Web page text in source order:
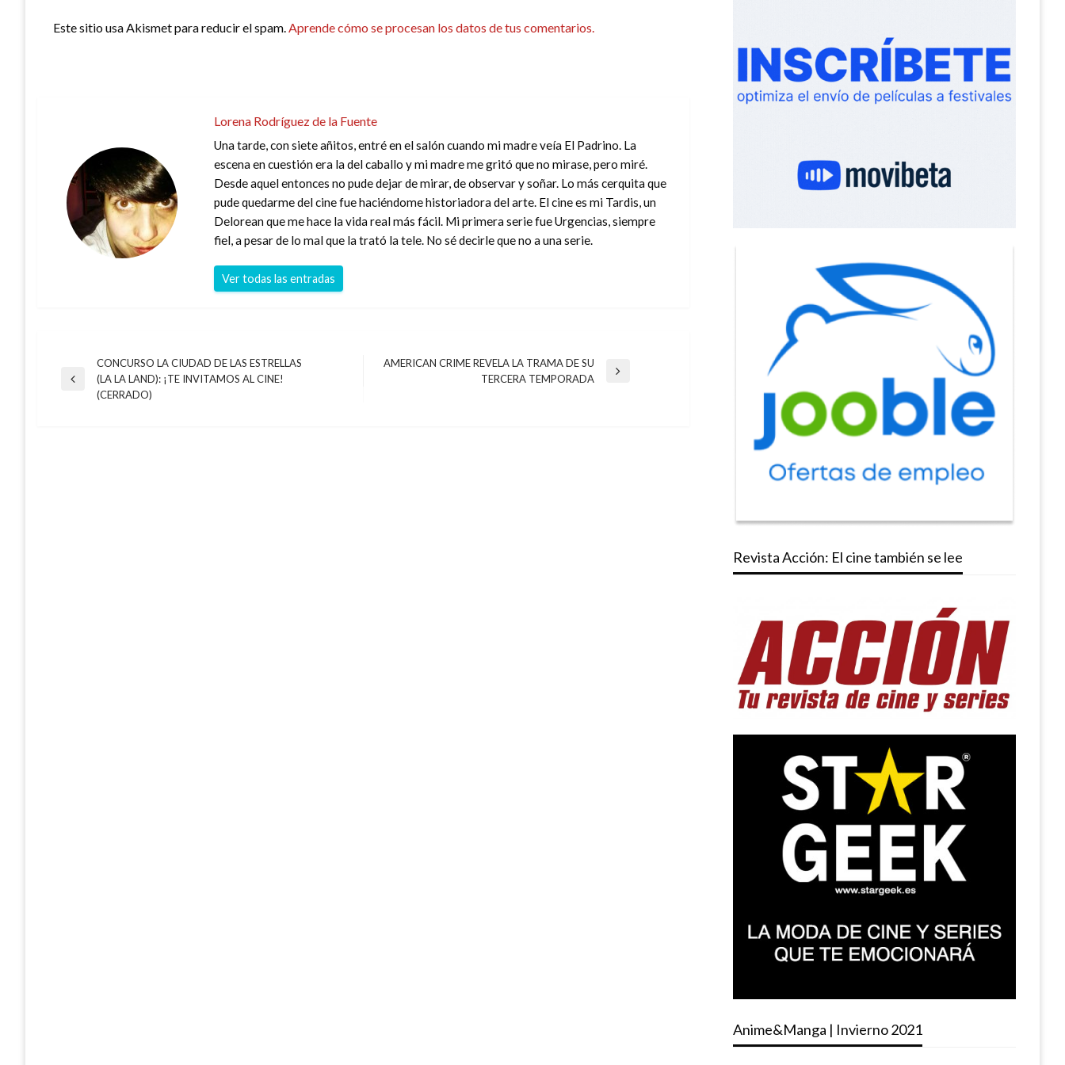
Este sitio usa Akismet para reducir el spam.Aprende cómo se procesan los datos de tus comentarios.
Lorena Rodríguez de la Fuente
Una tarde, con siete añitos, entré en el salón cuando mi madre veía El Padrino. La
escena en cuestión era la del caballo y mi madre me gritó que no mirase, pero miré.
Desde aquel entonces no pude dejar de mirar, de observar y soñar. Lo más cerquita que
pude quedarme del cine fue haciéndome historiadora del arte. El cine es mi Tardis, un
Delorean que me hace la vida real más fácil. Mi primera serie fue Urgencias, siempre
fiel, a pesar de lo mal que la trató la tele. No sé decirle que no a una serie.
Ver todas las entradas
Navegación
Entrada
CONCURSO LA CIUDAD DE LAS ESTRELLAS
(LA LA LAND): ¡TE INVITAMOS AL CINE!
(CERRADO)
AMERICAN CRIME REVELA LA TRAMA DE SU
TERCERA TEMPORADA
Revista Acción: El cine también se lee
Anime&Manga | Invierno 2021